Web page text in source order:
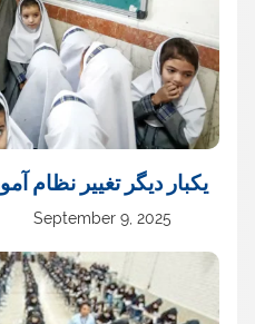
یک‏بار دیگر تغییر
September 9, 2025